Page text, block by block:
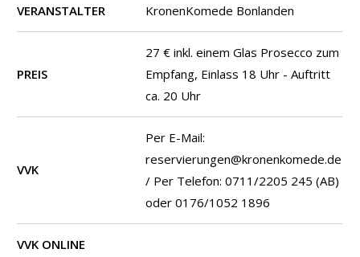
VERANSTALTER KronenKomede Bonlanden
PREIS
27 € inkl. einem Glas Prosecco zum
Empfang, Einlass 18 Uhr - Auftritt
ca. 20 Uhr
VVK
Per E-Mail:
reservierungen@kronenkomede.de
/ Per Telefon: 0711/2205 245 (AB)
oder 0176/1052 1896
VVK ONLINE